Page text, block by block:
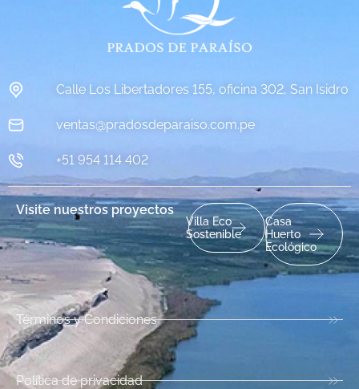
Calle Los Libertadores 155, oficina 302, San Isidro
ventas@pradosdeparaiso.com.pe
+51 954 114 402
Visite nuestros proyectos
Villa Eco
Sostenible
Casa
Huerto
Ecológico
Términos y Condiciones
Política de privacidad